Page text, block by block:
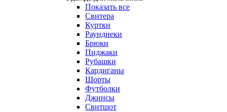
Показать все
Свитера
Куртки
Раунднеки
Брюки
Пиджаки
Рубашки
Кардиганы
Шорты
Футболки
Джинсы
Свитшот